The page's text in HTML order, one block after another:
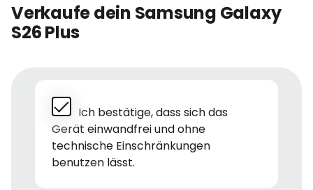
Verkaufe dein Samsung Galaxy
S26 Plus
Ich bestätige, dass sich das
Gerät einwandfrei und ohne
technische Einschränkungen
benutzen lässt.